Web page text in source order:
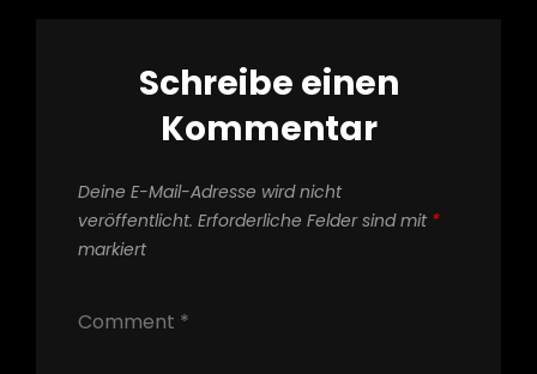
Schreibe einen
Kommentar
Deine E-Mail-Adresse wird nicht
veröffentlicht. Erforderliche Felder sind mit *
markiert